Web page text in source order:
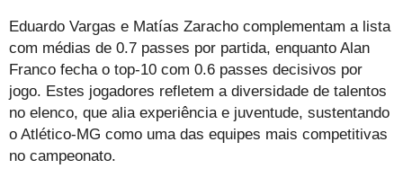
Eduardo Vargas e Matías Zaracho complementam a lista
com médias de 0.7 passes por partida, enquanto Alan
Franco fecha o top-10 com 0.6 passes decisivos por
jogo. Estes jogadores refletem a diversidade de talentos
no elenco, que alia experiência e juventude, sustentando
o Atlético-MG como uma das equipes mais competitivas
no campeonato.